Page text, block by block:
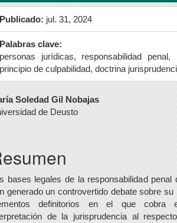
Publicado: jul. 31, 2024
Palabras clave:
personas jurídicas, responsabilidad penal,
principio de culpabilidad, doctrina
Soledad Gil Nobajas
de Deusto
bases legales de la responsabilidad
generado un controvertido debate sobre
definitorios en el que cobra
de la jurisprudencia al